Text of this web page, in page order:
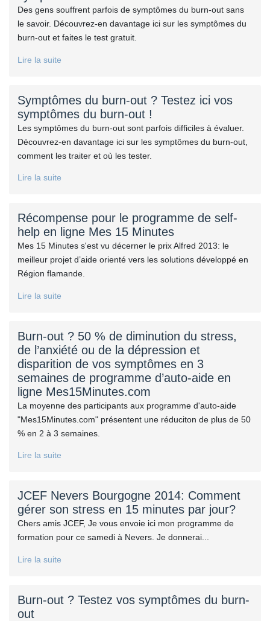
Des gens souffrent parfois de symptômes du burn-out sans
le savoir. Découvrez-en davantage ici sur les symptômes du
burn-out et faites le test gratuit.
Lire la suite
Symptômes du burn-out ? Testez ici vos
symptômes du burn-out !
Les symptômes du burn-out sont parfois difficiles à évaluer.
Découvrez-en davantage ici sur les symptômes du burn-out,
comment les traiter et où les tester.
Lire la suite
Récompense pour le programme de self-
help en ligne Mes 15 Minutes
Mes 15 Minutes s'est vu décerner le prix Alfred 2013: le
meilleur projet d’aide orienté vers les solutions développé en
Région flamande.
Lire la suite
Burn-out ? 50 % de diminution du stress,
de l’anxiété ou de la dépression et
disparition de vos symptômes en 3
semaines de programme d’auto-aide en
ligne Mes15Minutes.com
La moyenne des participants aux programme d'auto-aide
"Mes15Minutes.com" présentent une réduciton de plus de 50
% en 2 à 3 semaines.
Lire la suite
JCEF Nevers Bourgogne 2014: Comment
gérer son stress en 15 minutes par jour?
Chers amis JCEF, Je vous envoie ici mon programme de
formation pour ce samedi à Nevers. Je donnerai...
Lire la suite
Burn-out ? Testez vos symptômes du burn-
out